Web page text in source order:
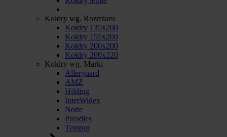
Kołdry wg. Rozmiaru
Kołdry 135x200
Kołdry 155x200
Kołdry 200x200
Kołdry 200x220
Kołdry wg. Marki
Allerguard
AMZ
Hilding
InterWidex
Notte
Paradies
Tempur